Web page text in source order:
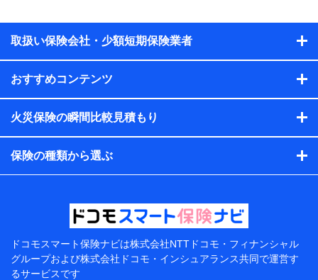
れらに付帯、関連する当社、株式会社NTTドコモおよび提携
会社のサービスを案内、提供するため
析して、お客さまの趣味・嗜好・傾向に応じたサービス・商
各種セミナーの開催のため
コンサルティングサービスの実施のため
アンケートやキャンペーン等の実施のため
上記に係る案内・手続き・管理等付帯業務を行うため
当該個人データを取り扱う各共同利用者（詳細は次のと
東京都千代田区永田町2丁目11番1号 山王パークタワー
株式会社NTTドコモ 代表取締役社長 前田 義晃
取扱い保険会社・少額短期保険業者
おすすめコンテンツ
火災保険の瞬間比較見積もり
保険の種類から選ぶ
ドコモスマート保険ナビは株式会社NTTドコモ・フィナンシャル
グループおよび株式会社ドコモ・インシュアランス共同で運営す
るサービスです